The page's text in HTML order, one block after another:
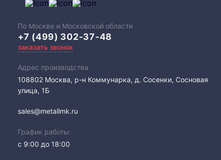
По Москве и Московской области
+7 (499) 302-37-48
заказать звонок
Адрес производства
108802​ Москва, р-н Коммунарка, д. Сосенки, Сосновая
улица, 1Б
sales@metallmk.ru
График работы:
с 9:00 до 18:00